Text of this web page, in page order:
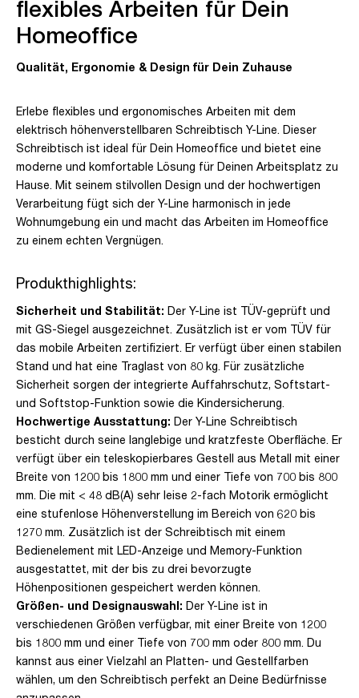
flexibles Arbeiten für Dein
Homeoffice
Qualität, Ergonomie & Design für Dein Zuhause
Erlebe flexibles und ergonomisches Arbeiten mit dem
elektrisch höhenverstellbaren Schreibtisch Y-Line. Dieser
Schreibtisch ist ideal für Dein Homeoffice und bietet eine
moderne und komfortable Lösung für Deinen Arbeitsplatz zu
Hause. Mit seinem stilvollen Design und der hochwertigen
Verarbeitung fügt sich der Y-Line harmonisch in jede
Wohnumgebung ein und macht das Arbeiten im Homeoffice
zu einem echten Vergnügen.
Produkthighlights:
Sicherheit und Stabilität: Der Y-Line ist TÜV-geprüft und
mit GS-Siegel ausgezeichnet. Zusätzlich ist er vom TÜV für
das mobile Arbeiten zertifiziert. Er verfügt über einen stabilen
Stand und hat eine Traglast von 80 kg. Für zusätzliche
Sicherheit sorgen der integrierte Auffahrschutz, Softstart-
und Softstop-Funktion sowie die Kindersicherung.
Hochwertige Ausstattung: Der Y-Line Schreibtisch
besticht durch seine langlebige und kratzfeste Oberfläche. Er
verfügt über ein teleskopierbares Gestell aus Metall mit einer
Breite von 1200 bis 1800 mm und einer Tiefe von 700 bis 800
mm. Die mit < 48 dB(A) sehr leise 2-fach Motorik ermöglicht
eine stufenlose Höhenverstellung im Bereich von 620 bis
1270 mm. Zusätzlich ist der Schreibtisch mit einem
Bedienelement mit LED-Anzeige und Memory-Funktion
ausgestattet, mit der bis zu drei bevorzugte
Höhenpositionen gespeichert werden können.
Größen- und Designauswahl: Der Y-Line ist in
verschiedenen Größen verfügbar, mit einer Breite von 1200
bis 1800 mm und einer Tiefe von 700 mm oder 800 mm. Du
kannst aus einer Vielzahl an Platten- und Gestellfarben
wählen, um den Schreibtisch perfekt an Deine Bedürfnisse